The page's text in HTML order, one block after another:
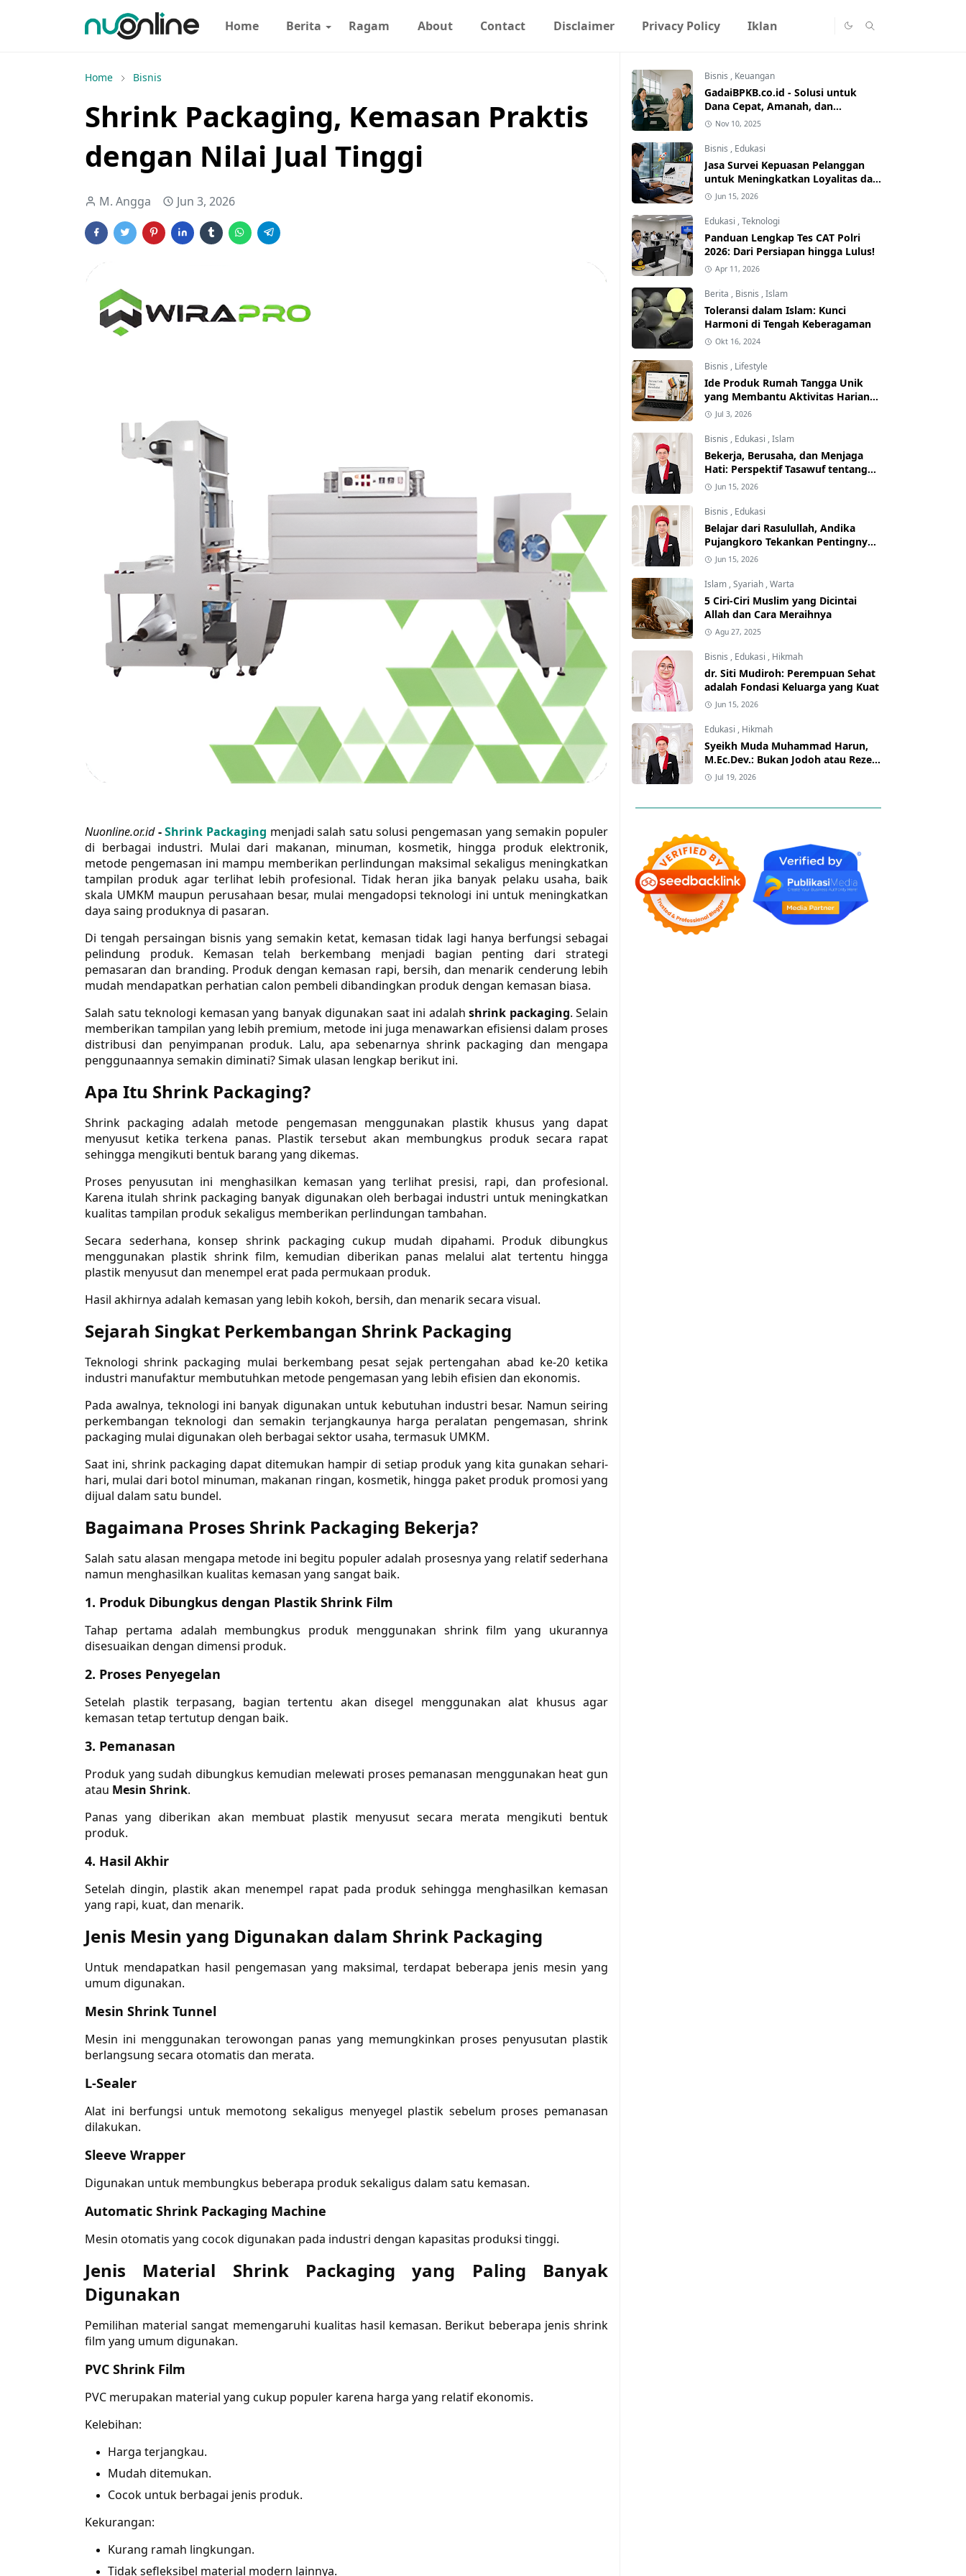
Home Berita Ragam About Contact Disclaimer Privacy Policy Iklan
Home Bisnis
Shrink Packaging, Kemasan Praktis
dengan Nilai Jual Tinggi
M. Angga Jun 3, 2026
Nuonline.or.id-Shrink Packaging menjadi salah satu solusi pengemasan yang semakin populer
di berbagai industri. Mulai dari makanan, minuman, kosmetik, hingga produk elektronik,
metode pengemasan ini mampu memberikan perlindungan maksimal sekaligus meningkatkan
tampilan produk agar terlihat lebih profesional. Tidak heran jika banyak pelaku usaha, baik
skala UMKM maupun perusahaan besar, mulai mengadopsi teknologi ini untuk meningkatkan
daya saing produknya di pasaran.
Di tengah persaingan bisnis yang semakin ketat, kemasan tidak lagi hanya berfungsi sebagai
pelindung produk. Kemasan telah berkembang menjadi bagian penting dari strategi
pemasaran dan branding. Produk dengan kemasan rapi, bersih, dan menarik cenderung lebih
mudah mendapatkan perhatian calon pembeli dibandingkan produk dengan kemasan biasa.
Salah satu teknologi kemasan yang banyak digunakan saat ini adalah shrink packaging. Selain
memberikan tampilan yang lebih premium, metode ini juga menawarkan efisiensi dalam proses
distribusi dan penyimpanan produk. Lalu, apa sebenarnya shrink packaging dan mengapa
penggunaannya semakin diminati? Simak ulasan lengkap berikut ini.
Apa Itu Shrink Packaging?
Shrink packaging adalah metode pengemasan menggunakan plastik khusus yang dapat
menyusut ketika terkena panas. Plastik tersebut akan membungkus produk secara rapat
sehingga mengikuti bentuk barang yang dikemas.
Proses penyusutan ini menghasilkan kemasan yang terlihat presisi, rapi, dan profesional.
Karena itulah shrink packaging banyak digunakan oleh berbagai industri untuk meningkatkan
kualitas tampilan produk sekaligus memberikan perlindungan tambahan.
Secara sederhana, konsep shrink packaging cukup mudah dipahami. Produk dibungkus
menggunakan plastik shrink film, kemudian diberikan panas melalui alat tertentu hingga
plastik menyusut dan menempel erat pada permukaan produk.
Hasil akhirnya adalah kemasan yang lebih kokoh, bersih, dan menarik secara visual.
Sejarah Singkat Perkembangan Shrink Packaging
Teknologi shrink packaging mulai berkembang pesat sejak pertengahan abad ke-20 ketika
industri manufaktur membutuhkan metode pengemasan yang lebih efisien dan ekonomis.
Pada awalnya, teknologi ini banyak digunakan untuk kebutuhan industri besar. Namun seiring
perkembangan teknologi dan semakin terjangkaunya harga peralatan pengemasan, shrink
packaging mulai digunakan oleh berbagai sektor usaha, termasuk UMKM.
Saat ini, shrink packaging dapat ditemukan hampir di setiap produk yang kita gunakan sehari-
hari, mulai dari botol minuman, makanan ringan, kosmetik, hingga paket produk promosi yang
dijual dalam satu bundel.
Bagaimana Proses Shrink Packaging Bekerja?
Salah satu alasan mengapa metode ini begitu populer adalah prosesnya yang relatif sederhana
namun menghasilkan kualitas kemasan yang sangat baik.
1. Produk Dibungkus dengan Plastik Shrink Film
Tahap pertama adalah membungkus produk menggunakan shrink film yang ukurannya
disesuaikan dengan dimensi produk.
2. Proses Penyegelan
Setelah plastik terpasang, bagian tertentu akan disegel menggunakan alat khusus agar
kemasan tetap tertutup dengan baik.
3. Pemanasan
Produk yang sudah dibungkus kemudian melewati proses pemanasan menggunakan heat gun
atau Mesin Shrink.
Panas yang diberikan akan membuat plastik menyusut secara merata mengikuti bentuk
produk.
4. Hasil Akhir
Setelah dingin, plastik akan menempel rapat pada produk sehingga menghasilkan kemasan
yang rapi, kuat, dan menarik.
Jenis Mesin yang Digunakan dalam Shrink Packaging
Untuk mendapatkan hasil pengemasan yang maksimal, terdapat beberapa jenis mesin yang
umum digunakan.
Mesin Shrink Tunnel
Mesin ini menggunakan terowongan panas yang memungkinkan proses penyusutan plastik
berlangsung secara otomatis dan merata.
L-Sealer
Alat ini berfungsi untuk memotong sekaligus menyegel plastik sebelum proses pemanasan
dilakukan.
Sleeve Wrapper
Digunakan untuk membungkus beberapa produk sekaligus dalam satu kemasan.
Automatic Shrink Packaging Machine
Mesin otomatis yang cocok digunakan pada industri dengan kapasitas produksi tinggi.
Jenis Material Shrink Packaging yang Paling Banyak
Digunakan
Pemilihan material sangat memengaruhi kualitas hasil kemasan. Berikut beberapa jenis shrink
film yang umum digunakan.
PVC Shrink Film
PVC merupakan material yang cukup populer karena harga yang relatif ekonomis.
Kelebihan:
Harga terjangkau.
Mudah ditemukan.
Cocok untuk berbagai jenis produk.
Kekurangan:
Kurang ramah lingkungan.
Tidak sefleksibel material modern lainnya.
Bisnis , Keuangan
GadaiBPKB.co.id - Solusi untuk
Dana Cepat, Amanah, dan
Profesional
Nov 10, 2025
Bisnis , Edukasi
Jasa Survei Kepuasan Pelanggan
untuk Meningkatkan Loyalitas dan
Kinerja Bisnis
Jun 15, 2026
Edukasi ,Teknologi
Panduan Lengkap Tes CAT Polri
2026: Dari Persiapan hingga Lulus!
Apr 11, 2026
Berita , Bisnis ,Islam
Toleransi dalam Islam: Kunci
Harmoni di Tengah Keberagaman
Okt 16, 2024
Bisnis , Lifestyle
Ide Produk Rumah Tangga Unik
yang Membantu Aktivitas Harian
Jadi Lebih Praktis
Jul 3, 2026
Bisnis , Edukasi ,Islam
Bekerja, Berusaha, dan Menjaga
Hati: Perspektif Tasawuf tentang
Ekonomi
Jun 15, 2026
Bisnis , Edukasi
Belajar dari Rasulullah, Andika
Pujangkoro Tekankan Pentingnya
Perencanaan dalam Berwirausaha
Jun 15, 2026
Islam ,Syariah ,Warta
5 Ciri-Ciri Muslim yang Dicintai
Allah dan Cara Meraihnya
Agu 27, 2025
Bisnis , Edukasi , Hikmah
dr. Siti Mudiroh: Perempuan Sehat
adalah Fondasi Keluarga yang Kuat
Jun 15, 2026
Edukasi , Hikmah
Syeikh Muda Muhammad Harun,
M.Ec.Dev.: Bukan Jodoh atau Rezeki
yang Membuat Manusia Gelisah,
Jul 19, 2026